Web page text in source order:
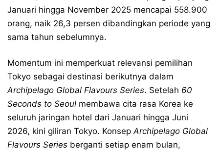
Januari hingga November 2025 mencapai 558.900
orang, naik 26,3 persen dibandingkan periode yang
sama tahun sebelumnya.
Momentum ini memperkuat relevansi pemilihan
Tokyo sebagai destinasi berikutnya dalam
Archipelago Global Flavours Series. Setelah 60
Seconds to Seoul membawa cita rasa Korea ke
seluruh jaringan hotel dari Januari hingga Juni
2026, kini giliran Tokyo. Konsep Archipelago Global
Flavours Series berganti setiap enam bulan,